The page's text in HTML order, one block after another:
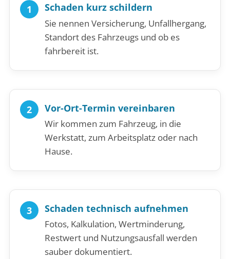
Schaden kurz schildern
Sie nennen Versicherung, Unfallhergang,
Standort des Fahrzeugs und ob es
fahrbereit ist.
Vor-Ort-Termin vereinbaren
Wir kommen zum Fahrzeug, in die
Werkstatt, zum Arbeitsplatz oder nach
Hause.
Schaden technisch aufnehmen
Fotos, Kalkulation, Wertminderung,
Restwert und Nutzungsausfall werden
sauber dokumentiert.